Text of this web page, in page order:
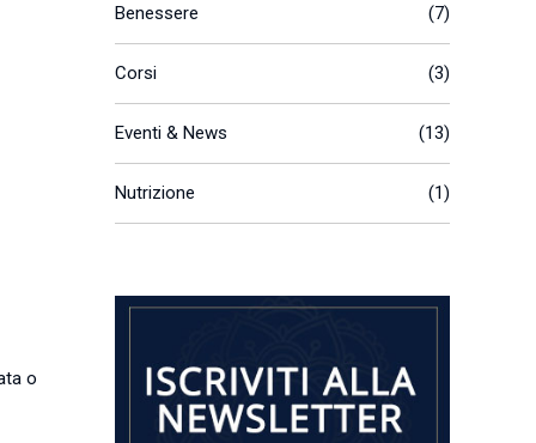
o
Benessere (7)
Corsi (3)
Eventi & News (13)
Nutrizione (1)